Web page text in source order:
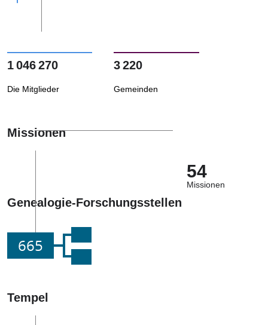
1 046 270
Die Mitglieder
3 220
Gemeinden
Missionen
54
Missionen
Genealogie-Forschungsstellen
665
Tempel